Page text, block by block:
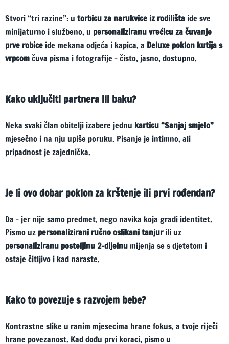
Stvori “tri razine”: u torbicu za narukvice iz rodilišta ide sve
minijaturno i službeno, u personaliziranu vrećicu za čuvanje
prve robice ide mekana odjeća i kapica, a Deluxe poklon kutija s
vrpcomčuva pisma i fotografije – čisto, jasno, dostupno.
Kako uključiti partnera ili baku?
Neka svaki član obitelji izabere jednu karticu “Sanjaj smjelo”
mjesečno i na nju upiše poruku. Pisanje je intimno, ali
pripadnost je zajednička.
Je li ovo dobar poklon za krštenje ili prvi rođendan?
Da – jer nije samo predmet, nego navika koja gradi identitet.
Pismo uz personalizirani ručno oslikani tanjurili uz
personaliziranu posteljinu 2-dijelnu mijenja se s djetetom i
ostaje čitljivo i kad naraste.
Kako to povezuje s razvojem bebe?
Kontrastne slike u ranim mjesecima hrane fokus, a tvoje riječi
hrane povezanost. Kad dođu prvi koraci, pismo u